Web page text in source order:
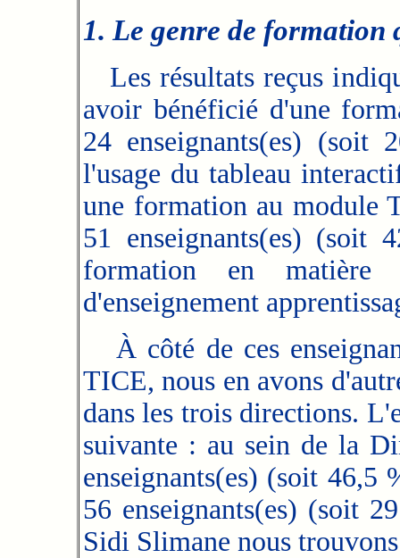
1. Le genre de formation
Les résultats reçus
avoir bénéficié d'une
24 enseignants(es)
l'usage du tableau
une formation au module
51 enseignants(es)
formation en matière
d'enseignement
À côté de ces
TICE, nous en avons
dans les trois directions.
suivante : au sein de la
enseignants(es) (soit
56 enseignants(es) (soit
Sidi Slimane nous